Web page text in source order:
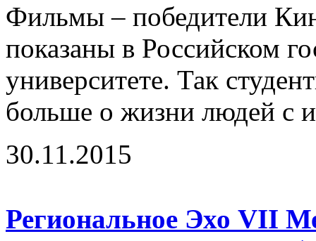
Фильмы – победители
показаны в Российском
университете. Так
больше о жизни людей с
30.11.2015
Региональное Эхо VII